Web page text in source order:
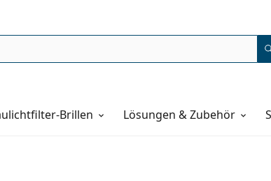
Brillen Lösungen & Zubehör